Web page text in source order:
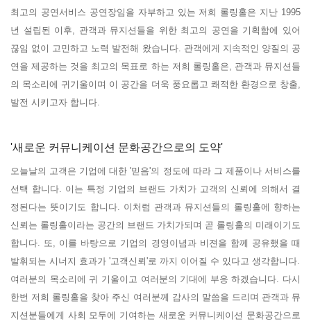
최고의 공연서비스 공연장임을 자부하고 있는 저희 롤링홀은 지난 1995
년 설립된 이후, 관객과 뮤지션들을 위한 최고의 공연을 기획함에 있어
끊임 없이 고민하고 노력 발전해 왔습니다. 관객에게 지속적인 양질의 공
연을 제공하는 것을 최고의 목표로 하는 저희 롤링홀은, 관객과 뮤지션들
의 목소리에 귀기울이며 이 공간을 더욱 풍요롭고 쾌적한 환경으로 창출,
발전 시키고자 합니다.
'새로운 커뮤니케이션 문화공간으로의 도약'
오늘날의 고객은 기업에 대한 '믿음'의 정도에 따라 그 제품이나 서비스를
선택 합니다. 이는 특정 기업의 브랜드 가치가 고객의 신뢰에 의해서 결
정된다는 뜻이기도 합니다. 이처럼 관객과 뮤지션들의 롤링홀에 향하는
신뢰는 롤링홀이라는 공간의 브랜드 가치가되며 곧 롤링홀의 미래이기도
합니다. 또, 이를 바탕으로 기업의 경영이념과 비젼을 함께 공유했을 때
발휘되는 시너지 효과가 '고객신뢰'로 까지 이어질 수 있다고 생각합니다.
여러분의 목소리에 귀 기울이고 여러분의 기대에 부응 하겠습니다. 다시
한번 저희 롤링홀을 찾아 주신 여러분께 감사의 말씀을 드리며 관객과 뮤
지션분들에게 사회 모두에 기여하는 새로운 커뮤니케이션 문화공간으로